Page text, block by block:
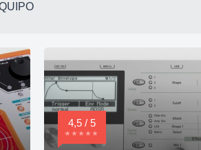
4,5 / 5